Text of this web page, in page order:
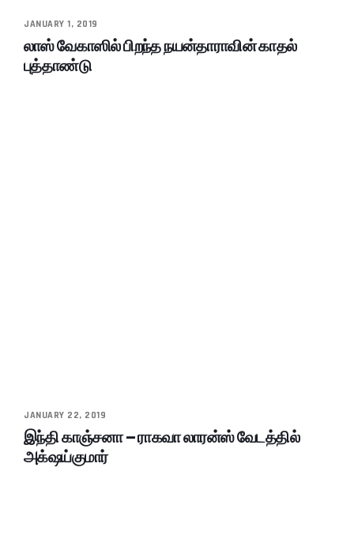
JANUARY 1, 2019
லாஸ் வேகாஸில் பிறந்த நயன்தாராவின் காதல்
புத்தாண்டு
JANUARY 22, 2019
இந்தி காஞ்சனா – ராகவா லாரன்ஸ் வேடத்தில்
அக்‌ஷய்குமார்